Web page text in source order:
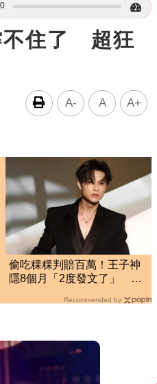
不住了 超狂
A- A A+
偷吃粿粿判賠百萬！王子神
隱8個月「2度發文了」 最
Recommended by